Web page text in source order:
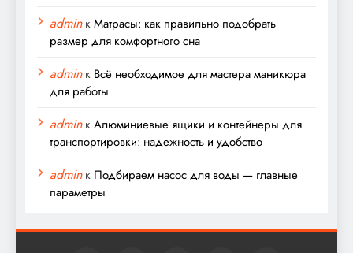
adminкМатрасы: как правильно подобрать
размер для комфортного сна
adminк Всё необходимое для мастера маникюра
для работы
adminкАлюминиевые ящики и контейнеры для
транспортировки: надежность и удобство
adminк Подбираем насос для воды — главные
параметры